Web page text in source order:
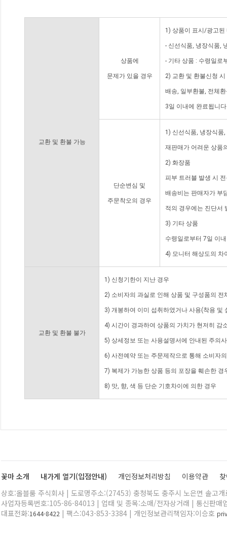
교환 및 환불 가능
상품에
문제가 있을 경우
1) 상품이 표시/광고된
- 신선식품, 냉장식품,
- 기타 상품 : 수령일로
2) 교환 및 환불신청
배송, 일부환불, 전체
3일 이내에 완료됩니
단순변심 및
주문착오의 경우
1) 신선식품, 냉장식품
재판매가 어려운 상품
2) 화장품
피부 트러블 발생 시
배송비는 판매자가 부
적의 경우에는 진단서
3) 기타 상품
수령일로부터 7일 이
4) 모니터 해상도의 차
교환 및 환불 불가
1) 신청기한이 지난 경우
2) 소비자의 과실로 인해 상품 및 구성품의
3) 개봉하여 이미 섭취하였거나 사용(착용 및
4) 시간이 경과하여 상품의 가치가 현저히 감
5) 상세정보 또는 사용설명서에 안내된 주의
6) 사전예약 또는 주문제작으로 통해 소비자
7) 복제가 가능한 상품 등의 포장을 훼손한 경
8) 맛, 향, 색 등 단순 기호차이에 의한 경우
꽃마 소개 내가게 열기(입점안내) 개인정보처리방침 이용약관
상호:올블룸 주식회사 | 도로명주소:(27453) 충청북도 충주시 노은면 솔고
사업자등록번호:105-86-84013 | 업태 및 종목:소매/전자상거래 | 통신판매
대표전화:1644-8422 | 팩스:043-853-3384 | 개인정보관리책임자:이승호